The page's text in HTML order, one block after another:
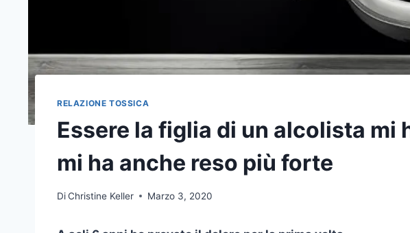
RELAZIONE TOSSICA
Essere la figlia di un alcolista mi
mi ha anche reso più forte
DiChristine Keller Marzo 3, 2020